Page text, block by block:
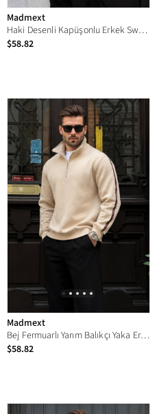
Madmext
Haki Desenli Kapüşonlu Erkek Sweatshirt E7167
$58.82
Madmext
Bej Fermuarlı Yarım Balıkçı Yaka Erkek Sweatshirt E7164
$58.82